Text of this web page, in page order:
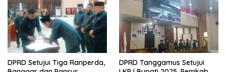
DPRD Setujui Tiga Ranperda,
DPRD Tanggamus Setujui